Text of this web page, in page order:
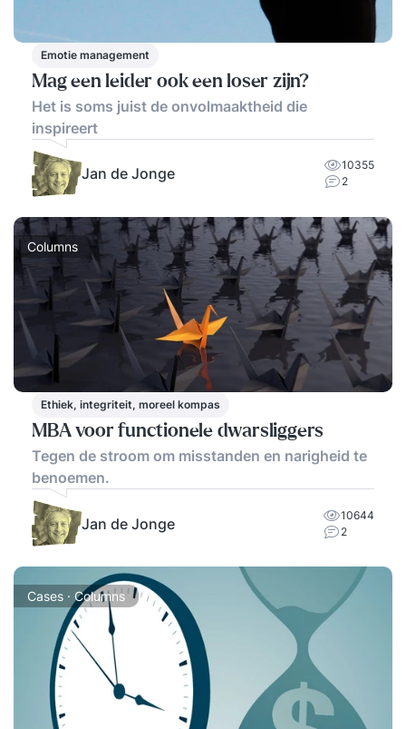
Emotie management
Mag een leider ook een loser zijn?
Het is soms juist de onvolmaaktheid die
inspireert
Jan de Jonge
10355
2
Columns
Ethiek, integriteit, moreel kompas
MBA voor functionele dwarsliggers
Tegen de stroom om misstanden en narigheid te
benoemen.
Jan de Jonge
10644
2
Cases · Columns